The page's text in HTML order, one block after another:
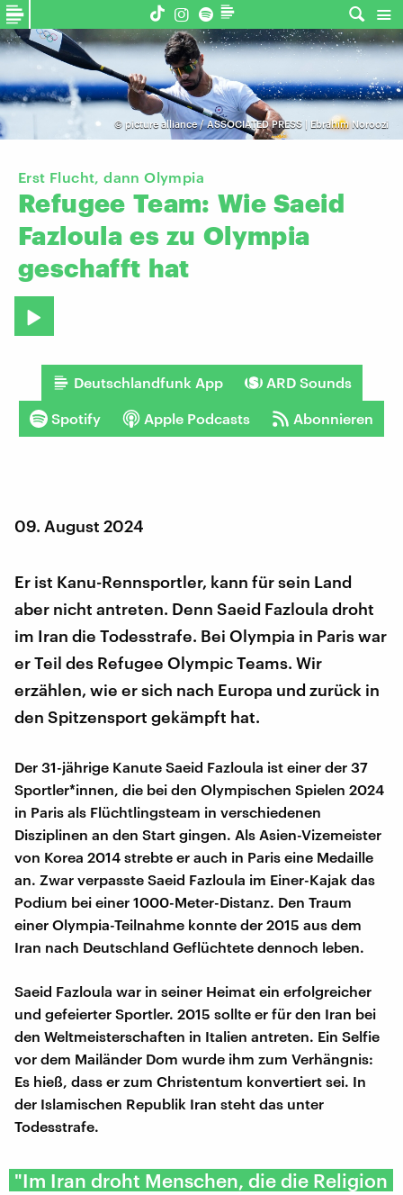
© picture alliance / ASSOCIATED PRESS | Ebrahim Noroozi
Erst Flucht, dann Olympia
Refugee Team: Wie Saeid
Fazloula es zu Olympia
geschafft hat
Deutschlandfunk App ARD Sounds
Spotify Apple Podcasts Abonnieren
09. August 2024
Er ist Kanu-Rennsportler, kann für sein Land
aber nicht antreten. Denn Saeid Fazloula droht
im Iran die Todesstrafe. Bei Olympia in Paris war
er Teil des Refugee Olympic Teams. Wir
erzählen, wie er sich nach Europa und zurück in
den Spitzensport gekämpft hat.
Der 31-jährige Kanute Saeid Fazloula ist einer der 37
Sportler*innen, die bei den Olympischen Spielen 2024
in Paris als Flüchtlingsteam in verschiedenen
Disziplinen an den Start gingen. Als Asien-Vizemeister
von Korea 2014 strebte er auch in Paris eine Medaille
an. Zwar verpasste Saeid Fazloula im Einer-Kajak das
Podium bei einer 1000-Meter-Distanz. Den Traum
einer Olympia-Teilnahme konnte der 2015 aus dem
Iran nach Deutschland Geflüchtete dennoch leben.
Saeid Fazloula war in seiner Heimat ein erfolgreicher
und gefeierter Sportler. 2015 sollte er für den Iran bei
den Weltmeisterschaften in Italien antreten. Ein Selfie
vor dem Mailänder Dom wurde ihm zum Verhängnis:
Es hieß, dass er zum Christentum konvertiert sei. In
der Islamischen Republik Iran steht das unter
Todesstrafe.
"Im Iran droht Menschen, die die Religion